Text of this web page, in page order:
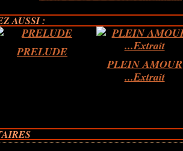
AUSSI :
PRELUDE
PLEIN AMOUR
...Extrait